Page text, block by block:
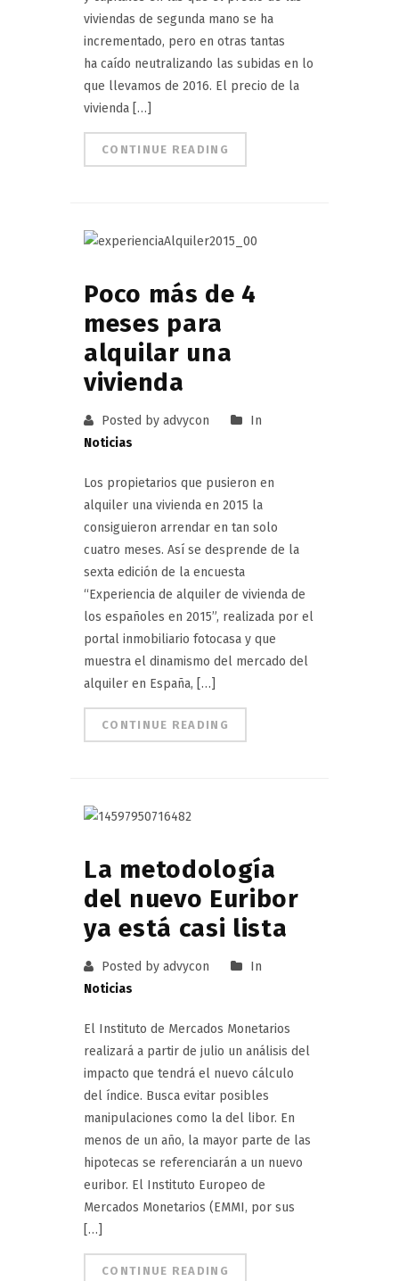
viviendas de segunda mano se ha
incrementado, pero en otras tantas
ha caído neutralizando las subidas en lo
que llevamos de 2016. El precio de la
vivienda […]
CONTINUE READING
Poco más de 4
meses para
alquilar una
vivienda
Posted by advycon
In
Noticias
Los propietarios que pusieron en
alquiler una vivienda en 2015 la
consiguieron arrendar en tan solo
cuatro meses. Así se desprende de la
sexta edición de la encuesta
“Experiencia de alquiler de vivienda de
los españoles en 2015”, realizada por el
portal inmobiliario fotocasa y que
muestra el dinamismo del mercado del
alquiler en España, […]
CONTINUE READING
La metodología
del nuevo Euribor
ya está casi lista
Posted by advycon
In
Noticias
El Instituto de Mercados Monetarios
realizará a partir de julio un análisis del
impacto que tendrá el nuevo cálculo
del índice. Busca evitar posibles
manipulaciones como la del libor. En
menos de un año, la mayor parte de las
hipotecas se referenciarán a un nuevo
euribor. El Instituto Europeo de
Mercados Monetarios (EMMI, por sus
[…]
CONTINUE READING